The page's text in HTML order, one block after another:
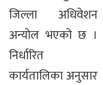
जिल्ला अधिवेशन
अन्योल भएको छ ।
निर्धारित
कार्यतालिका अनुसार